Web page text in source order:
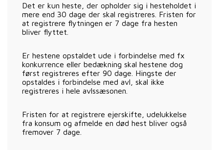
Det er kun heste, der opholder sig i hesteholdet i
mere end 30 dage der skal registreres. Fristen for
at registrere flytningen er 7 dage fra hesten
bliver flyttet.
Er hestene opstaldet ude i forbindelse med fx
konkurrence eller bedækning skal hestene dog
først registreres efter 90 dage. Hingste der
opstaldes i forbindelse med avl, skal ikke
registreres i hele avlssæsonen.
Fristen for at registrere ejerskifte, udelukkelse
fra konsum og afmelde en død hest bliver også
fremover 7 dage.